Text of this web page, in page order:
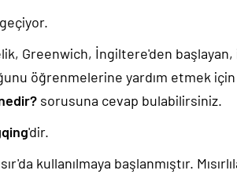
geçiyor.
Greenwich, İngiltere'den başlayan,
öğrenmelerine yardım etmek
sorusuna cevap bulabilirsiniz.
'dir.
kullanılmaya başlanmıştır.